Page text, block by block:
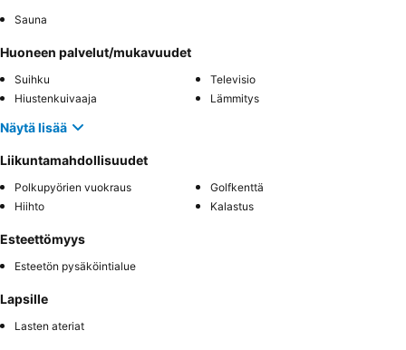
Sauna
Huoneen palvelut/mukavuudet
Suihku
Televisio
Hiustenkuivaaja
Lämmitys
Näytä lisää
Liikuntamahdollisuudet
Polkupyörien vuokraus
Golfkenttä
Hiihto
Kalastus
Esteettömyys
Esteetön pysäköintialue
Lapsille
Lasten ateriat